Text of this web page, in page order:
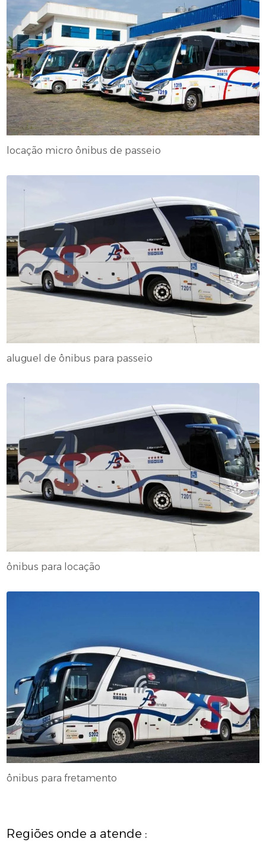
locação micro ônibus de passeio
aluguel de ônibus para passeio
ônibus para locação
ônibus para fretamento
Regiões onde a atende :